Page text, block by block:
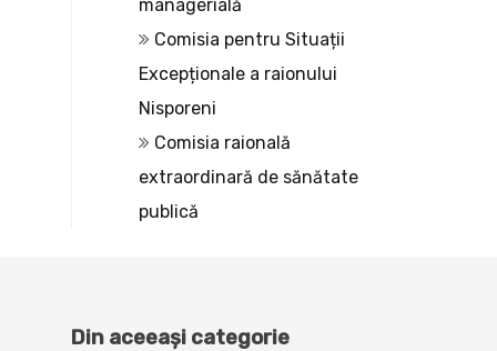
managerială
Comisia pentru Situații
Excepționale a raionului
Nisporeni
Comisia raională
extraordinară de sănătate
publică
Din aceeași categorie